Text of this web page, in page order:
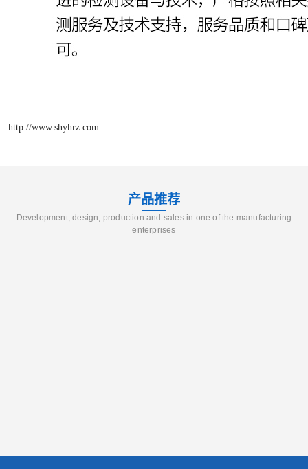
http://www.shyhrz.com
产品推荐
Development, design, production and sales in one of the manufacturing
enterprises